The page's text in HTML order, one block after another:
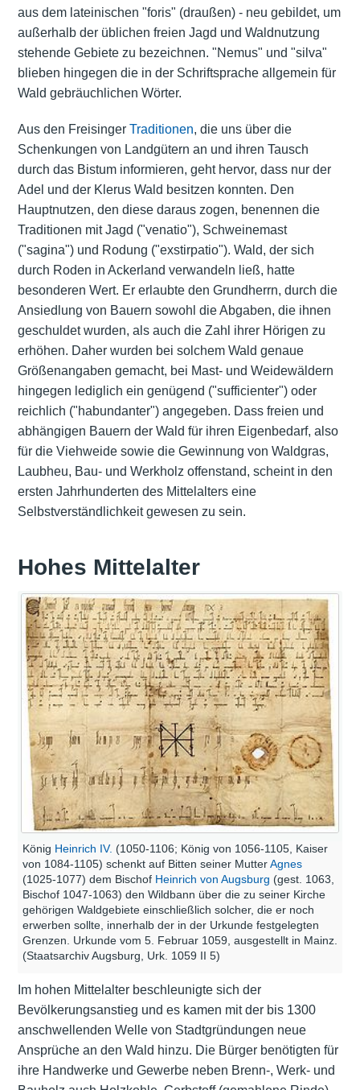
aus dem lateinischen "foris" (draußen) - neu gebildet, um
außerhalb der üblichen freien Jagd und Waldnutzung
stehende Gebiete zu bezeichnen. "Nemus" und "silva"
blieben hingegen die in der Schriftsprache allgemein für
Wald gebräuchlichen Wörter.
Aus den Freisinger Traditionen, die uns über die
Schenkungen von Landgütern an und ihren Tausch
durch das Bistum informieren, geht hervor, dass nur der
Adel und der Klerus Wald besitzen konnten. Den
Hauptnutzen, den diese daraus zogen, benennen die
Traditionen mit Jagd ("venatio"), Schweinemast
("sagina") und Rodung ("exstirpatio"). Wald, der sich
durch Roden in Ackerland verwandeln ließ, hatte
besonderen Wert. Er erlaubte den Grundherrn, durch die
Ansiedlung von Bauern sowohl die Abgaben, die ihnen
geschuldet wurden, als auch die Zahl ihrer Hörigen zu
erhöhen. Daher wurden bei solchem Wald genaue
Größenangaben gemacht, bei Mast- und Weidewäldern
hingegen lediglich ein genügend ("sufficienter") oder
reichlich ("habundanter") angegeben. Dass freien und
abhängigen Bauern der Wald für ihren Eigenbedarf, also
für die Viehweide sowie die Gewinnung von Waldgras,
Laubheu, Bau- und Werkholz offenstand, scheint in den
ersten Jahrhunderten des Mittelalters eine
Selbstverständlichkeit gewesen zu sein.
Hohes Mittelalter
König Heinrich IV. (1050-1106; König von 1056-1105, Kaiser
von 1084-1105) schenkt auf Bitten seiner MutterAgnes
(1025-1077) dem Bischof Heinrich von Augsburg (gest. 1063,
Bischof 1047-1063) den Wildbann über die zu seiner Kirche
gehörigen Waldgebiete einschließlich solcher, die er noch
erwerben sollte, innerhalb der in der Urkunde festgelegten
Grenzen. Urkunde vom 5. Februar 1059, ausgestellt in Mainz.
(Staatsarchiv Augsburg, Urk. 1059 II 5)
Im hohen Mittelalter beschleunigte sich der
Bevölkerungsanstieg und es kamen mit der bis 1300
anschwellenden Welle von Stadtgründungen neue
Ansprüche an den Wald hinzu. Die Bürger benötigten für
ihre Handwerke und Gewerbe neben Brenn-, Werk- und